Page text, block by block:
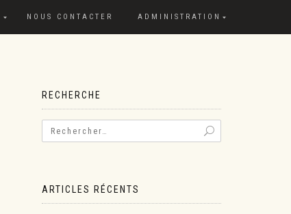
NOUS CONTACTER ADMINISTRATION
RECHERCHE
ARTICLES RÉCENTS